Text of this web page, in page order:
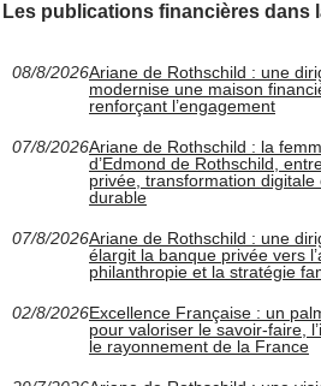
Les publications financières dans
08/8/2026Ariane de Rothschild : une
modernise une maison
renforçant l’engagement
07/8/2026Ariane de Rothschild : la
d’Edmond de Rothschild,
privée, transformation digitale
durable
07/8/2026Ariane de Rothschild : une
élargit la banque privée vers
philanthropie et la stratégie
02/8/2026Excellence Française : un
pour valoriser le savoir-faire,
le rayonnement de la France